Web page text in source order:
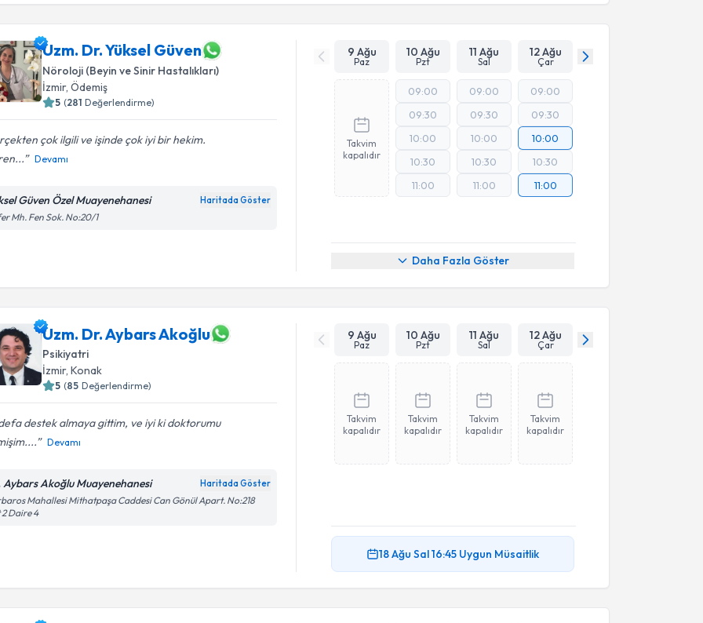
Uzm. Dr. Yüksel Güven
Nöroloji (Beyin ve Sinir Hastalıkları)
İzmir, Ödemiş
5 (281 Değerlendirme)
çok ilgili ve işinde çok iyi bir hekim.
Devamı
Güven Özel Muayenehanesi Haritada Göster
Mh. Fen Sok. No:20/1
9 Ağu
Paz
10 Ağu
Pzt
11 Ağu
Sal
12 Ağu
Çar
Takvim
kapalıdır
09:00
09:30
10:00
10:30
11:00
09:00
09:30
10:00
10:30
11:00
09:00
09:30
10:00
10:30
11:00
Daha Fazla Göster
Uzm. Dr. Aybars Akoğlu
Psikiyatri
İzmir, Konak
5 (85 Değerlendirme)
destek almaya gittim, ve iyi ki doktorumu
Devamı
Aybars Akoğlu Muayenehanesi Haritada Göster
Mahallesi Mithatpaşa Caddesi Can Gönül Apart. No:218
2 Daire 4
9 Ağu
Paz
10 Ağu
Pzt
11 Ağu
Sal
12 Ağu
Çar
Takvim
kapalıdır
Takvim
kapalıdır
Takvim
kapalıdır
Takvim
kapalıdır
18 Ağu Sal16:45 Uygun Müsaitlik